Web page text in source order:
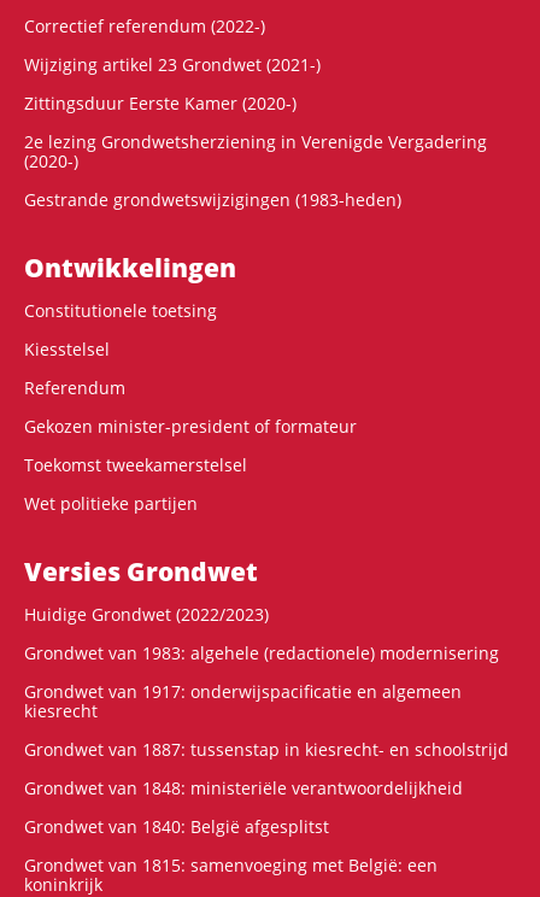
Correctief referendum (2022-)
Wijziging artikel 23 Grondwet (2021-)
Zittingsduur Eerste Kamer (2020-)
2e lezing Grondwetsherziening in Verenigde Vergadering
(2020-)
Gestrande grondwetswijzigingen (1983-heden)
Ontwikke­lingen
Constitutionele toetsing
Kiesstelsel
Referendum
Gekozen minister-president of formateur
Toekomst tweekamerstelsel
Wet politieke partijen
Versies Grondwet
Huidige Grondwet (2022/2023)
Grondwet van 1983: algehele (redactionele) modernisering
Grondwet van 1917: onderwijspacificatie en algemeen
kiesrecht
Grondwet van 1887: tussenstap in kiesrecht- en schoolstrijd
Grondwet van 1848: ministeriële verantwoordelijkheid
Grondwet van 1840: België afgesplitst
Grondwet van 1815: samenvoeging met België: een
koninkrijk